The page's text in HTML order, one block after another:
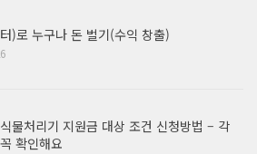
)로 누구나 돈 벌기(수익 창출)
물처리기 지원금 대상 조건 신청방법 – 각
확인해요